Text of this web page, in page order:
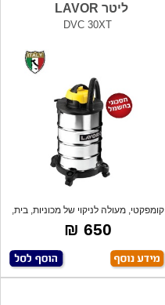
ליטר LAVOR
DVC 30XT
קומפקטי, מעולה לניקוי של מכוניות, בית,
מ
650 ₪